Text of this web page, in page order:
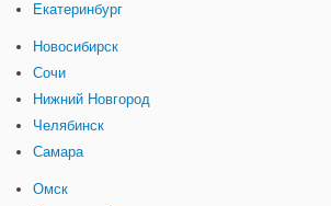
Екатеринбург
Новосибирск
Сочи
Нижний Новгород
Челябинск
Самара
Омск